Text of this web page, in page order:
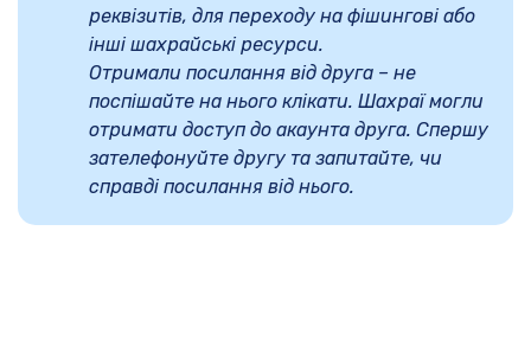
реквізитів, для переходу на фішингові або
інші шахрайські ресурси.
Отримали посилання від друга – не
поспішайте на нього клікати. Шахраї могли
отримати доступ до акаунта друга. Спершу
зателефонуйте другу та запитайте, чи
справді посилання від нього.